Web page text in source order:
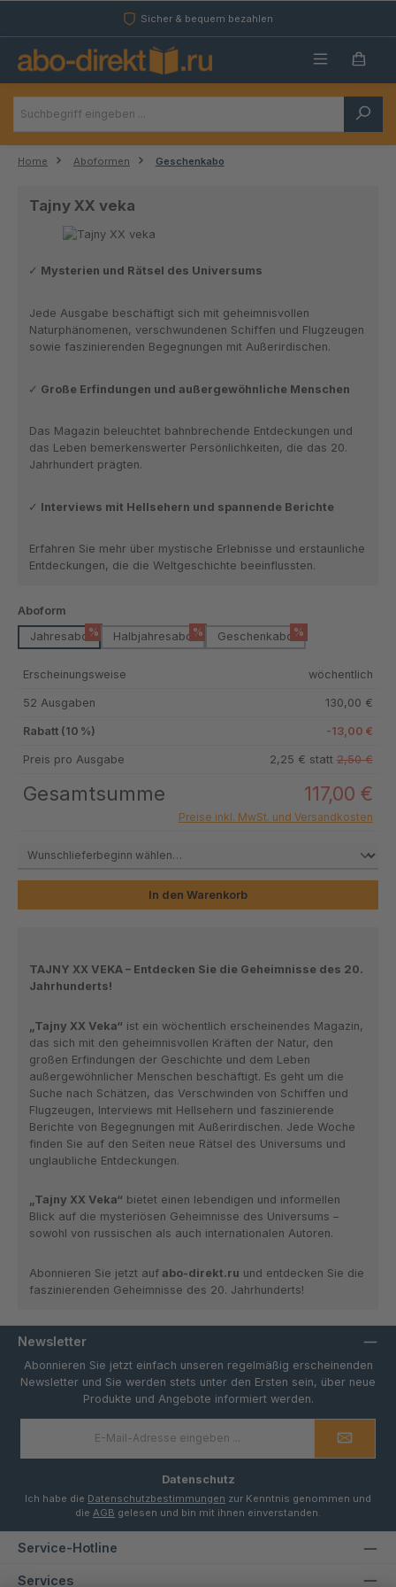
Zum Hauptinhalt springenSicher & bequem bezahlen
Home Aboformen Geschenkabo
Tajny XX veka
Mysterien und Rätsel des Universums
Jede Ausgabe beschäftigt sich mit geheimnisvollen
Naturphänomenen, verschwundenen Schiffen und Flugzeugen
sowie faszinierenden Begegnungen mit Außerirdischen.
Große Erfindungen und außergewöhnliche Menschen
Das Magazin beleuchtet bahnbrechende Entdeckungen und
das Leben bemerkenswerter Persönlichkeiten, die das 20.
Jahrhundert prägten.
Interviews mit Hellsehern und spannende Berichte
Erfahren Sie mehr über mystische Erlebnisse und erstaunliche
Entdeckungen, die die Weltgeschichte beeinflussten.
Aboform
Jahresabo % Halbjahresabo % Geschenkabo %
Erscheinungsweise wöchentlich
52 Ausgaben 130,00 €
Rabatt (10 %) -13,00 €
Preis pro Ausgabe 2,25 € statt 2,50 €
Gesamtsumme 117,00 €
Preise inkl. MwSt. und Versandkosten
In den Warenkorb
TAJNY XX VEKA – Entdecken Sie die Geheimnisse des 20.
Jahrhunderts!
„Tajny XX Veka“ ist ein wöchentlich erscheinendes Magazin,
das sich mit den geheimnisvollen Kräften der Natur, den
großen Erfindungen der Geschichte und dem Leben
außergewöhnlicher Menschen beschäftigt. Es geht um die
Suche nach Schätzen, das Verschwinden von Schiffen und
Flugzeugen, Interviews mit Hellsehern und faszinierende
Berichte von Begegnungen mit Außerirdischen. Jede Woche
finden Sie auf den Seiten neue Rätsel des Universums und
unglaubliche Entdeckungen.
„Tajny XX Veka“ bietet einen lebendigen und informellen
Blick auf die mysteriösen Geheimnisse des Universums –
sowohl von russischen als auch internationalen Autoren.
Abonnieren Sie jetzt aufabo-direkt.ru und entdecken Sie die
faszinierenden Geheimnisse des 20. Jahrhunderts!
Newsletter
Abonnieren Sie jetzt einfach unseren regelmäßig erscheinenden
Newsletter und Sie werden stets unter den Ersten sein, über neue
Produkte und Angebote informiert werden.
Datenschutz
Ich habe die Datenschutzbestimmungen zur Kenntnis genommen und
die AGB gelesen und bin mit ihnen einverstanden.
Service-Hotline
Services